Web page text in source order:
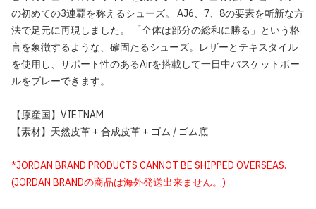
の初めての3連覇を称えるシューズ。 AJ6、7、8の要素を斬新な方
法で足元に再現しました。 「全体は部分の総和に勝る」という格
言を象徴するような、確固たるシューズ。レザーとテキスタイル
を使用し、サポート性のあるAirを搭載して一日中バスケットボー
ルをプレーできます。
【原産国】VIETNAM
【素材】天然皮革 + 合成皮革 + ゴム / ゴム底
*JORDAN BRAND PRODUCTS CANNOT BE SHIPPED OVERSEAS.
(JORDAN BRANDの商品は海外発送出来ません。)